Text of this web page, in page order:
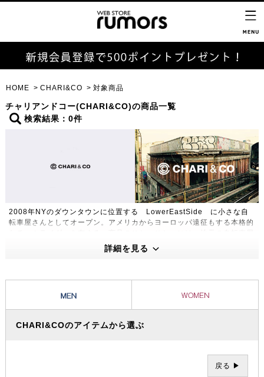
HOME CHARI&CO 対象商品
チャリアンドコー(CHARI&CO)の商品一覧
検索結果：0件
2008年NYのダウンタウンに位置する LowerEastSide に小さな自
転車屋さんとしてオープン。アメリカからヨーロッパ遠征もする本格的
としてのルーツを忘れず、ニューヨークのシーンをとらえ続ける
CHARI&CO としての思いが常に込められている。
詳細を見る
CHARI&COのアイテムから選ぶ
戻る ▶